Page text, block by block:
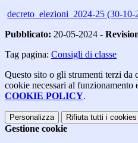
decreto_elezioni_2024-25 (30-10-
Pubblicato: 20-05-2024 -
Tag pagina: Consigli di classe
Questo sito o gli strumenti terzi da
cookie necessari al
COOKIE POLICY.
Personalizza Rifiuta tutti i cookies
Gestione cookie